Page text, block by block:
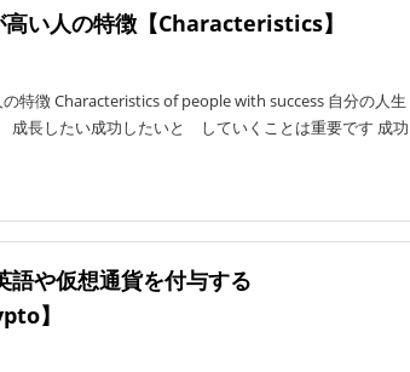
高い人の特徴【Characteristics】
特徴 Characteristics of people with success 自分の人生
長したい成功したいと していくことは重要です 成功
語や仮想通貨を付与する
】